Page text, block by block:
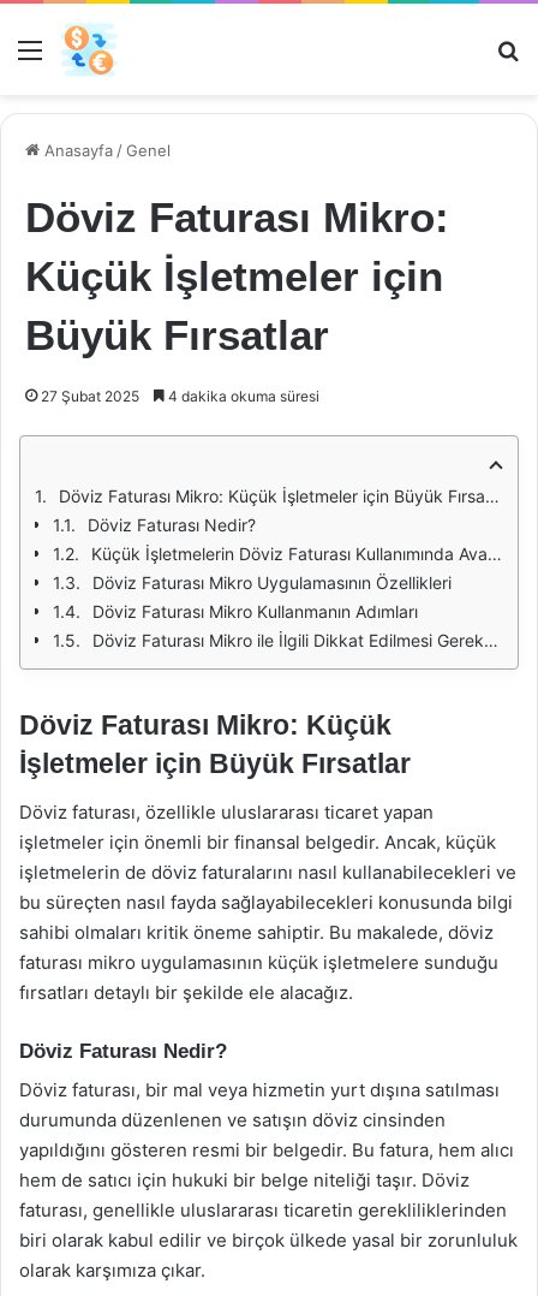
Menü
Anasayfa /Genel
Döviz Faturası Mikro:
Küçük İşletmeler için
Büyük Fırsatlar
27 Şubat 2025 4 dakika okuma süresi
Döviz Faturası Mikro: Küçük İşletmeler için Büyük Fırsatlar
Döviz Faturası Nedir?
Küçük İşletmelerin Döviz Faturası Kullanımında Avantajları
Döviz Faturası Mikro Uygulamasının Özellikleri
Döviz Faturası Mikro Kullanmanın Adımları
Döviz Faturası Mikro ile İlgili Dikkat Edilmesi Gerekenler
Döviz Faturası Mikro: Küçük
İşletmeler için Büyük Fırsatlar
Döviz faturası, özellikle uluslararası ticaret yapan
işletmeler için önemli bir finansal belgedir. Ancak, küçük
işletmelerin de döviz faturalarını nasıl kullanabilecekleri ve
bu süreçten nasıl fayda sağlayabilecekleri konusunda bilgi
sahibi olmaları kritik öneme sahiptir. Bu makalede, döviz
faturası mikro uygulamasının küçük işletmelere sunduğu
fırsatları detaylı bir şekilde ele alacağız.
Döviz Faturası Nedir?
Döviz faturası, bir mal veya hizmetin yurt dışına satılması
durumunda düzenlenen ve satışın döviz cinsinden
yapıldığını gösteren resmi bir belgedir. Bu fatura, hem alıcı
hem de satıcı için hukuki bir belge niteliği taşır. Döviz
faturası, genellikle uluslararası ticaretin gerekliliklerinden
biri olarak kabul edilir ve birçok ülkede yasal bir zorunluluk
olarak karşımıza çıkar.